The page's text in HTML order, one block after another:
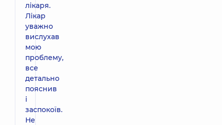
лікаря.
Лікар
уважно
вислухав
мою
проблему,
все
детально
пояснив
і
заспокоїв.
Не